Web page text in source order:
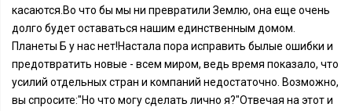
касаются.Во что бы мы ни превратили Землю, она еще очень
долго будет оставаться нашим единственным домом.
Планеты Б у нас нет!Настала пора исправить былые ошибки и
предотвратить новые - всем миром, ведь время показало, что
усилий отдельных стран и компаний недостаточно. Возможно,
вы спросите:"Но что могу сделать лично я?"Отвечая на этот и